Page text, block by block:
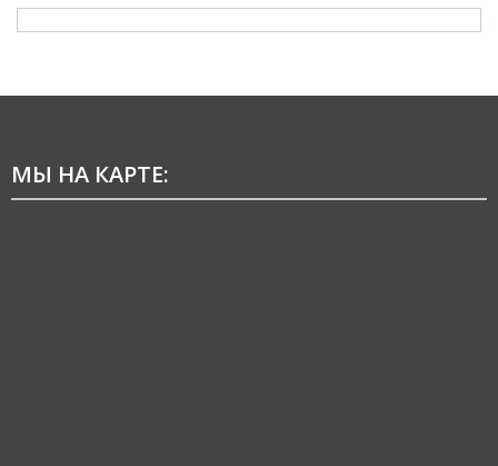
МЫ НА КАРТЕ: